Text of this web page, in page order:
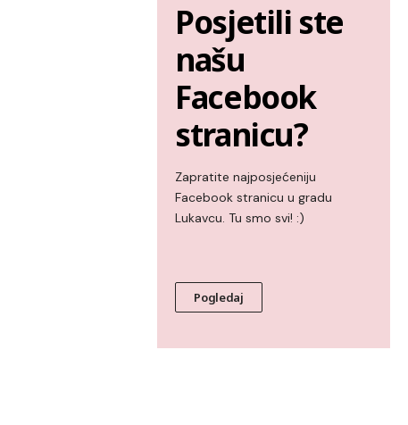
Posjetili ste
našu
Facebook
stranicu?
Zapratite najposjećeniju
Facebook stranicu u gradu
Lukavcu. Tu smo svi! :)
Pogledaj